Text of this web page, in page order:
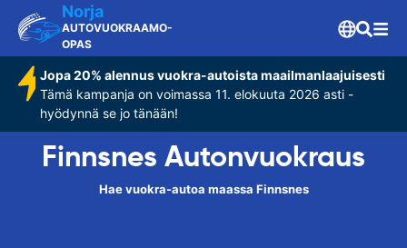
Norja
AUTOVUOKRAAMO-
OPAS
Jopa 20% alennus vuokra-autoista maailmanlaajuisesti
Tämä kampanja on voimassa 11. elokuuta 2026 asti -
hyödynnä se jo tänään!
Finnsnes Autonvuokraus
Hae vuokra-autoa maassa Finnsnes